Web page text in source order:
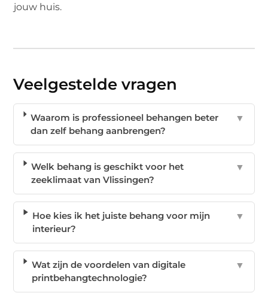
jouw huis.
Veelgestelde vragen
Waarom is professioneel behangen beter
dan zelf behang aanbrengen?
▼
Welk behang is geschikt voor het
zeeklimaat van Vlissingen?
▼
Hoe kies ik het juiste behang voor mijn
interieur?
▼
Wat zijn de voordelen van digitale
printbehangtechnologie?
▼